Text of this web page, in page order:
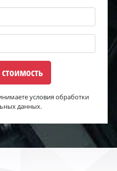
условия обработки
данных.